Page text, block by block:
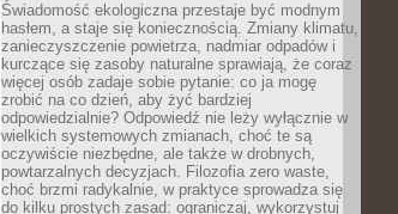
Świadomość ekologiczna przestaje być modnym
hasłem, a staje się koniecznością. Zmiany klimatu,
zanieczyszczenie powietrza, nadmiar odpadów i
kurczące się zasoby naturalne sprawiają, że coraz
więcej osób zadaje sobie pytanie: co ja mogę
zrobić na co dzień, aby żyć bardziej
odpowiedzialnie? Odpowiedź nie leży wyłącznie w
wielkich systemowych zmianach, choć te są
oczywiście niezbędne, ale także w drobnych,
powtarzalnych decyzjach. Filozofia zero waste,
choć brzmi radykalnie, w praktyce sprowadza się
do kilku prostych zasad: ograniczaj, wykorzystuj